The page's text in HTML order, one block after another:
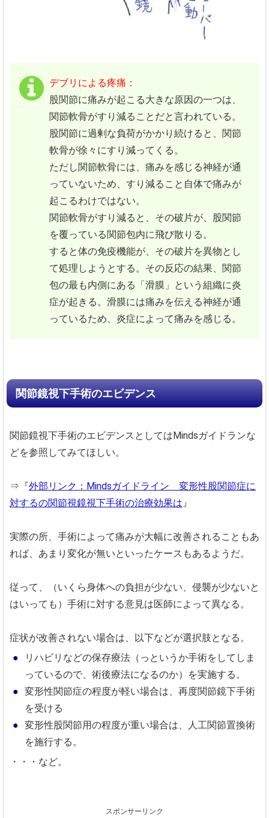
デブリによる疼痛：
股関節に痛みが起こる大きな原因の一つは、
関節軟骨がすり減ることだと言われている。
股関節に過剰な負荷がかかり続けると、関節
軟骨が徐々にすり減ってくる。
ただし関節軟骨には、痛みを感じる神経が通
っていないため、すり減ること自体で痛みが
起こるわけではない。
関節軟骨がすり減ると、その破片が、股関節
を覆っている関節包内に飛び散りる。
すると体の免疫機能が、その破片を異物とし
て処理しようとする。その反応の結果、関節
包の最も内側にある「滑膜」という組織に炎
症が起きる。滑膜には痛みを伝える神経が通
っているため、炎症によって痛みを感じる。
関節鏡視下手術のエビデンス
関節鏡視下手術のエビデンスとしてはMindsガイドランな
どを参照してみてほしい。
⇒『外部リンク：Mindsガイドライン 変形性股関節症に
対するの関節視鏡視下手術の治療効果は』
実際の所、手術によって痛みが大幅に改善されることもあ
れば、あまり変化が無いといったケースもあるようだ。
従って、（いくら身体への負担が少ない、侵襲が少ないと
はいっても）手術に対する意見は医師によって異なる。
症状が改善されない場合は、以下などが選択肢となる。
リハビリなどの保存療法（っというか手術をしてしま
っているので、術後療法になるのか）を実施する。
変形性関節症の程度が軽い場合は、再度関節鏡下手術
を受ける
変形性股関節用の程度が重い場合は、人工関節置換術
を施行する。
・・・など。
スポンサーリンク